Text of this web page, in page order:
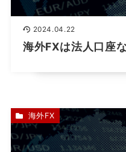
2024.04.22
海外FXは法人口座
海外FX